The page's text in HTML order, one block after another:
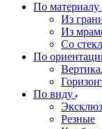
По материалу
Из
Из
Со
По
По виду
Резные